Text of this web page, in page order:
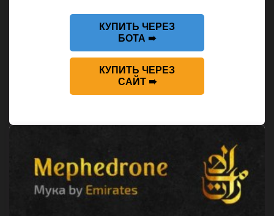
КУПИТЬ ЧЕРЕЗ
БОТА ➠
КУПИТЬ ЧЕРЕЗ
САЙТ ➠